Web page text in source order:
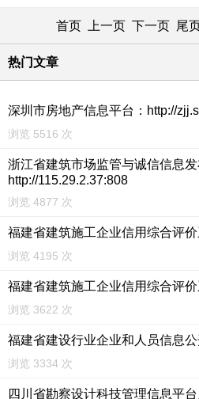
首页 上一页 下一页 尾
热门文章
深圳市房地产信息平台：http://
浏览 5516 次
浙江省建筑市场监管与诚信信息发
http://115.29.2.37:808
浏览 4877 次
福建省建筑施工企业信用综合评
浏览 4195 次
福建省建筑施工企业信用综合评
浏览 3622 次
福建省建设行业企业和人员信息
浏览 3334 次
四川省勘察设计科技管理信息平台